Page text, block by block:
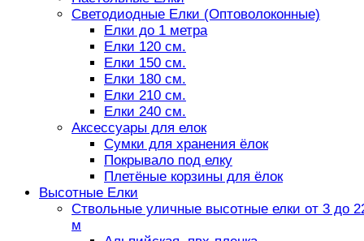
Светодиодные Елки (Оптоволоконные)
Елки до 1 метра
Елки 120 см.
Елки 150 см.
Елки 180 см.
Елки 210 см.
Елки 240 см.
Аксессуары для елок
Сумки для хранения ёлок
Покрывало под елку
Плетёные корзины для ёлок
Высотные Елки
Ствольные уличные высотные елки от 3 до
м